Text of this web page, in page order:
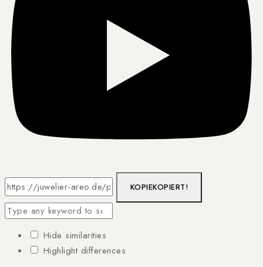
KOPIEKOPIERT!
Hide similarities
Highlight differences